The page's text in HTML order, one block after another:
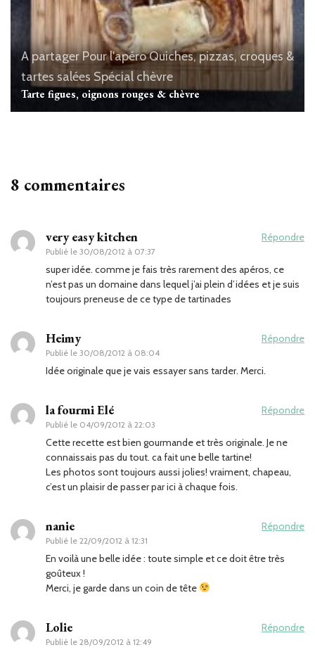
A partagerPour l'apéroQuiches, pizzas, croques &
tartes salées Spécial chèvre
Tarte figues, oignons rouges & chèvre
8 commentaires
very easy kitchen
Publié le 30/08/2012 à 07:37
Répondre
super idée. comme je fais très rarement des apéros, ce
n’est pas un domaine dans lequel j’ai plein d’idées et je suis
toujours preneuse de ce type de tartinades
Heimy
Publié le 30/08/2012 à 08:04
Répondre
Idée originale que je vais essayer sans tarder. Merci.
la fourmi Elé
Publié le 04/09/2012 à 22:03
Répondre
Cette recette est bien gourmande et très originale. Je ne
connaissais pas du tout. ca fait une belle tartine!
Les photos sont toujours aussi jolies! vraiment, chapeau,
c’est un plaisir de passer par ici à chaque fois.
nanie
Publié le 22/09/2012 à 12:31
Répondre
En voilà une belle idée : toute simple et ce doit être très
goûteux !
Merci, je garde dans un coin de tête
Lolie
Publié le 28/09/2012 à 12:49
Répondre